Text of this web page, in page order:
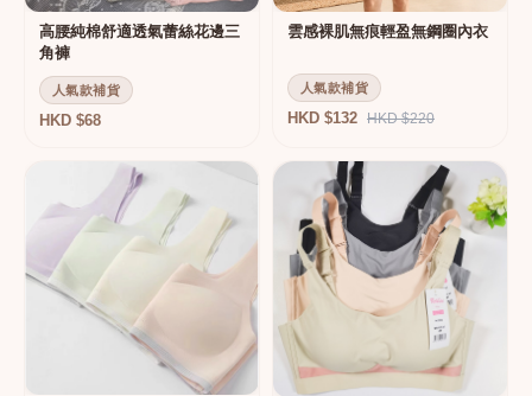
高腰純棉舒適透氣蕾絲花邊三
角褲
人氣款補貨
HKD $68
雲感裸肌無痕輕盈無鋼圈內衣
人氣款補貨
HKD $132 HKD $220